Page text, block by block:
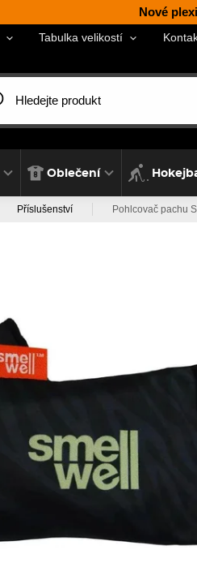
Nové
Tabulka velikostí
Oblečení
Příslušenství Pohlcovač pachu